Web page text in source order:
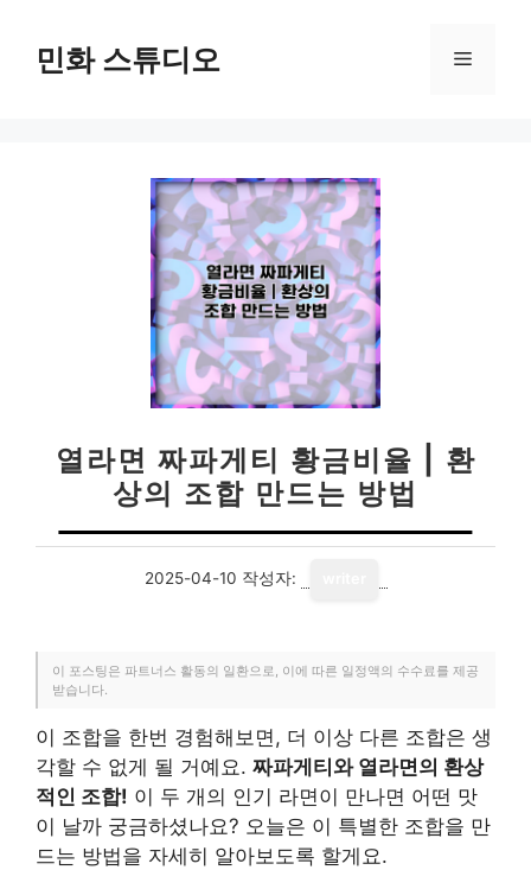
민화 스튜디오 메
열라면 짜파게티 황금비율 | 환
상의 조합 만드는 방법
2025-04-10 작성자:
이 포스팅은 파트너스 활동의 일환으로, 이에 따른 일정액의 수수료를 제공
받습니다.
이 조합을 한번 경험해보면, 더 이상 다른 조합은 생
각할 수 없게 될 거예요. 짜파게티와 열라면의 환상
적인 조합! 이 두 개의 인기 라면이 만나면 어떤 맛
이 날까 궁금하셨나요? 오늘은 이 특별한 조합을 만
드는 방법을 자세히 알아보도록 할게요.